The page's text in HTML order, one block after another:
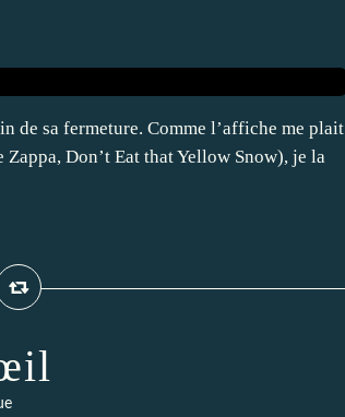
de sa fermeture. Comme l’affiche me plait
Don’t Eat that Yellow Snow), je la